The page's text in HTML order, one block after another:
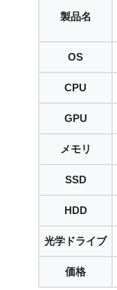
製品名
OS
CPU
GPU
メモリ
SSD
HDD
光学ドライブ
価格